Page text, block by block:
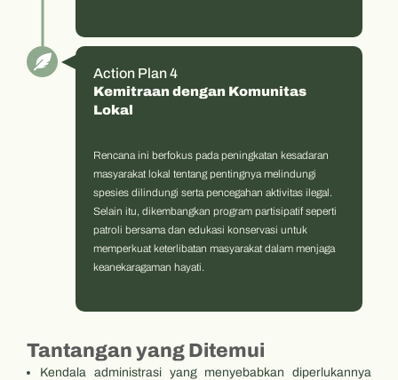
Action Plan 4
Kemitraan dengan Komunitas
Lokal
Rencana ini berfokus pada peningkatan kesadaran
masyarakat lokal tentang pentingnya melindungi
spesies dilindungi serta pencegahan aktivitas ilegal.
Selain itu, dikembangkan program partisipatif seperti
patroli bersama dan edukasi konservasi untuk
memperkuat keterlibatan masyarakat dalam menjaga
keanekaragaman hayati.
Tantangan yang Ditemui
Kendala administrasi yang menyebabkan diperlukannya